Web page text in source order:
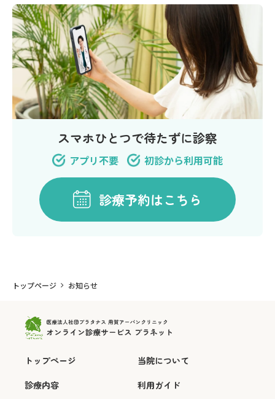
スマホひとつで待たずに診察
アプリ不要 初診から利用可能
診療予約はこちら
トップページ お知らせ
トップページ
当院について
診療内容
利用ガイド